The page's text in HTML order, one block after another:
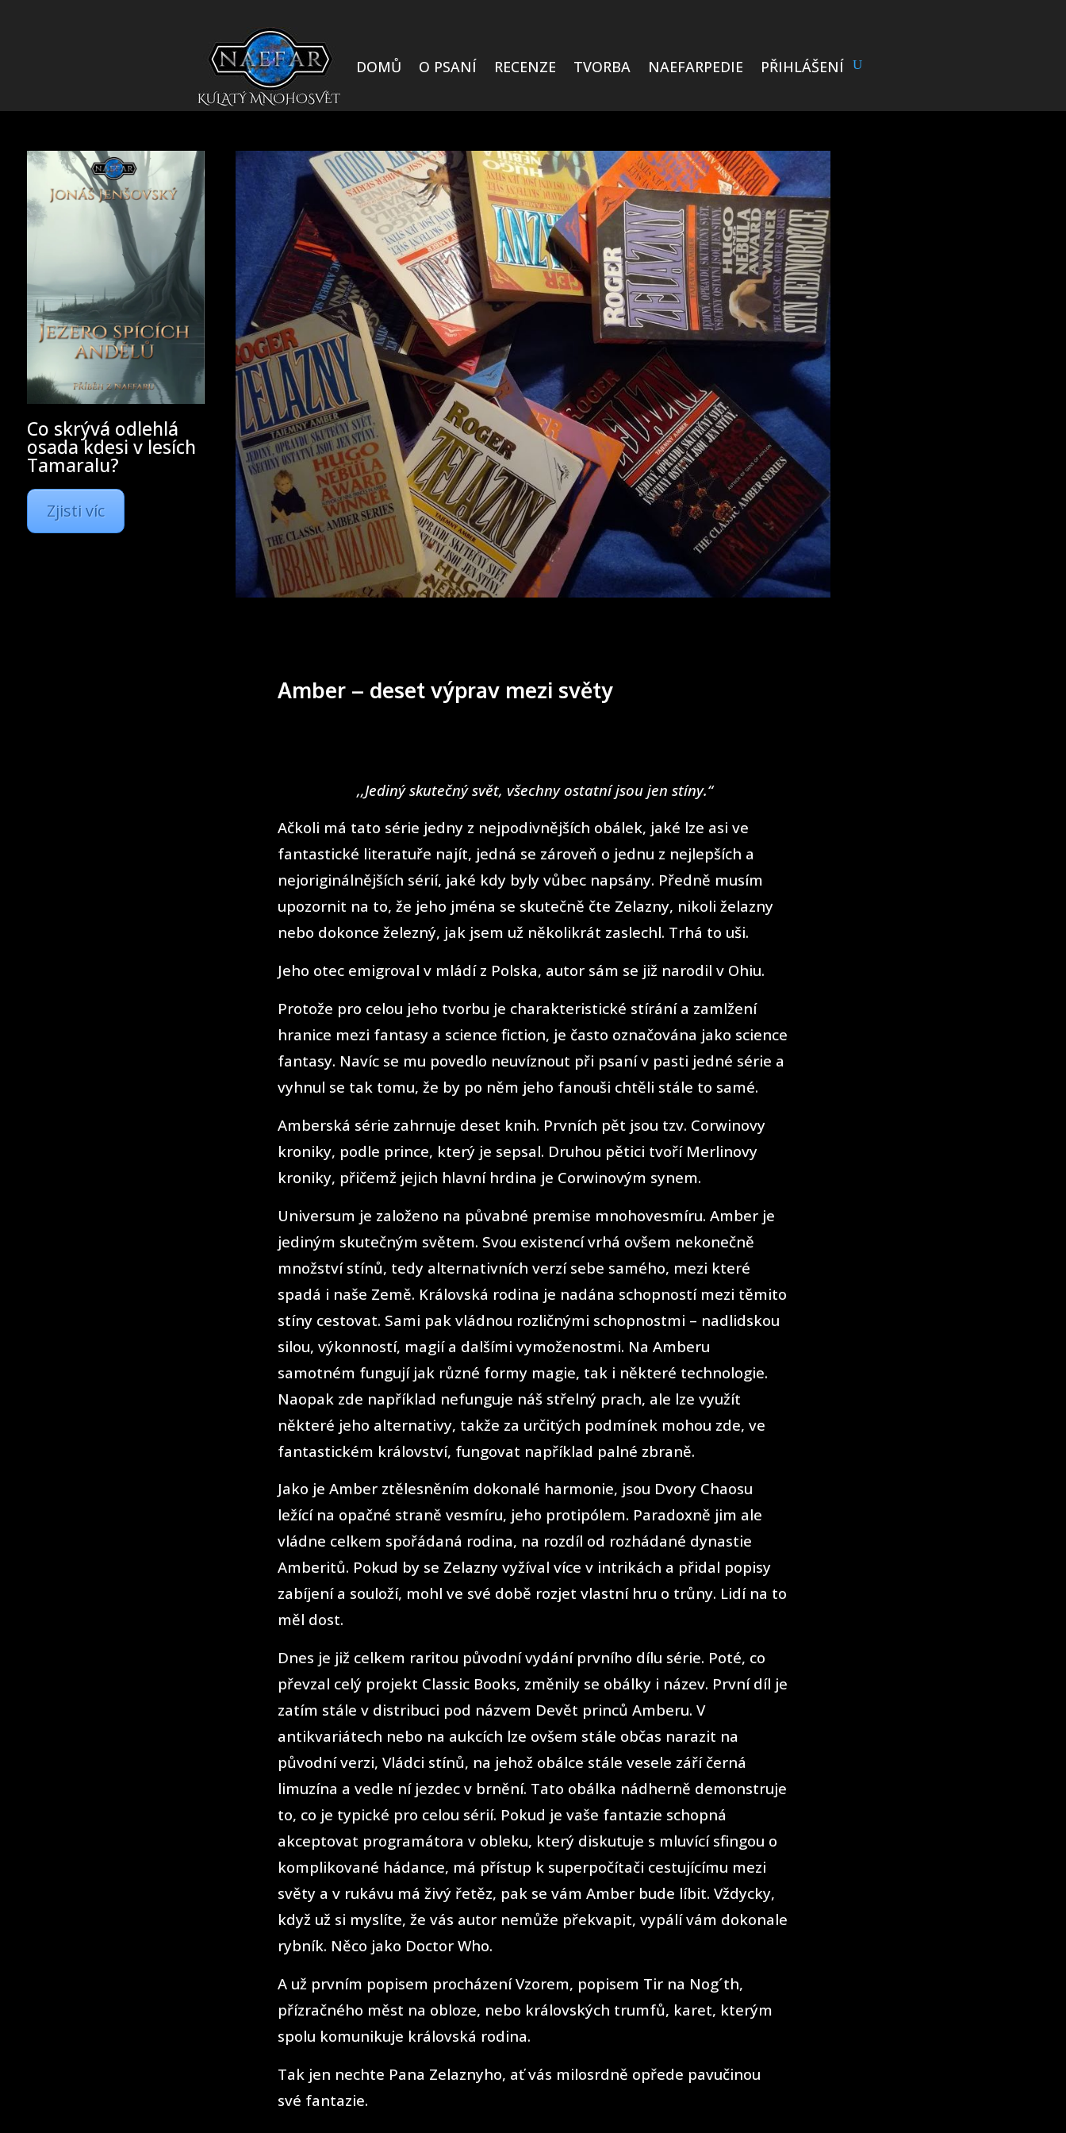
DOMŮ O PSANÍ RECENZE TVORBA NAEFARPEDIE PŘIHLÁŠENÍ
Co skrývá odlehlá
osada kdesi v lesích
Tamaralu?
Zjisti víc
Amber – deset výprav mezi světy
,,Jediný skutečný svět, všechny ostatní jsou jen stíny.“
Ačkoli má tato série jedny z nejpodivnějších obálek, jaké lze asi ve
fantastické literatuře najít, jedná se zároveň o jednu z nejlepších a
nejoriginálnějších sérií, jaké kdy byly vůbec napsány. Předně musím
upozornit na to, že jeho jména se skutečně čte Zelazny, nikoli želazny
nebo dokonce železný, jak jsem už několikrát zaslechl. Trhá to uši.
Jeho otec emigroval v mládí z Polska, autor sám se již narodil v Ohiu.
Protože pro celou jeho tvorbu je charakteristické stírání a zamlžení
hranice mezi fantasy a science fiction, je často označována jako science
fantasy. Navíc se mu povedlo neuvíznout při psaní v pasti jedné série a
vyhnul se tak tomu, že by po něm jeho fanouši chtěli stále to samé.
Amberská série zahrnuje deset knih. Prvních pět jsou tzv. Corwinovy
kroniky, podle prince, který je sepsal. Druhou pětici tvoří Merlinovy
kroniky, přičemž jejich hlavní hrdina je Corwinovým synem.
Universum je založeno na půvabné premise mnohovesmíru. Amber je
jediným skutečným světem. Svou existencí vrhá ovšem nekonečně
množství stínů, tedy alternativních verzí sebe samého, mezi které
spadá i naše Země. Královská rodina je nadána schopností mezi těmito
stíny cestovat. Sami pak vládnou rozličnými schopnostmi – nadlidskou
silou, výkonností, magií a dalšími vymoženostmi. Na Amberu
samotném fungují jak různé formy magie, tak i některé technologie.
Naopak zde například nefunguje náš střelný prach, ale lze využít
některé jeho alternativy, takže za určitých podmínek mohou zde, ve
fantastickém království, fungovat například palné zbraně.
Jako je Amber ztělesněním dokonalé harmonie, jsou Dvory Chaosu
ležící na opačné straně vesmíru, jeho protipólem. Paradoxně jim ale
vládne celkem spořádaná rodina, na rozdíl od rozhádané dynastie
Amberitů. Pokud by se Zelazny vyžíval více v intrikách a přidal popisy
zabíjení a souloží, mohl ve své době rozjet vlastní hru o trůny. Lidí na to
měl dost.
Dnes je již celkem raritou původní vydání prvního dílu série. Poté, co
převzal celý projekt Classic Books, změnily se obálky i název. První díl je
zatím stále v distribuci pod názvem Devět princů Amberu. V
antikvariátech nebo na aukcích lze ovšem stále občas narazit na
původní verzi, Vládci stínů, na jehož obálce stále vesele září černá
limuzína a vedle ní jezdec v brnění. Tato obálka nádherně demonstruje
to, co je typické pro celou sérií. Pokud je vaše fantazie schopná
akceptovat programátora v obleku, který diskutuje s mluvící sfingou o
komplikované hádance, má přístup k superpočítači cestujícímu mezi
světy a v rukávu má živý řetěz, pak se vám Amber bude líbit. Vždycky,
když už si myslíte, že vás autor nemůže překvapit, vypálí vám dokonale
rybník. Něco jako Doctor Who.
A už prvním popisem procházení Vzorem, popisem Tir na Nog´th,
přízračného měst na obloze, nebo královských trumfů, karet, kterým
spolu komunikuje královská rodina.
Tak jen nechte Pana Zelaznyho, ať vás milosrdně opřede pavučinou
své fantazie.